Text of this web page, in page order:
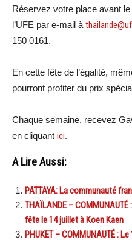
Réservez votre place avant
l’UFE par e-mail à
150 0161.
En cette fête de l’égalité,
pourront profiter du prix
Chaque semaine, recevez
en cliquant ici.
A Lire Aussi:
PATTAYA: La communauté
THAÏLANDE –
fête le 14 juillet à Koen Kaen
PHUKET – COMMUNAUTÉ :